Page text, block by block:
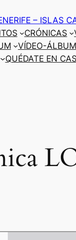
– ISLAS
CRÓNICAS
VÍDEO-ÁLBUM
QUÉDATE EN